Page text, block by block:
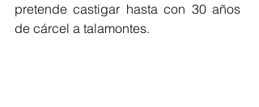
pretende castigar hasta con 30 años
de cárcel a talamontes.